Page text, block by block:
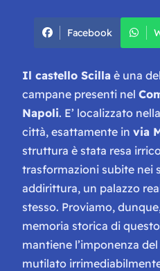
Facebook
Il castello Scilla è una
campane presenti nel
Napoli. E’ localizzato
città, esattamente in via
struttura è stata resa
trasformazioni subite nei
addirittura, un palazzo
stesso. Proviamo,
memoria storica di
mantiene l’imponenza
mutilato